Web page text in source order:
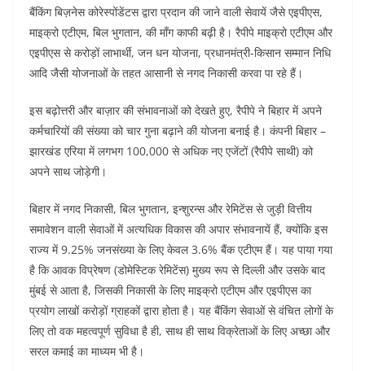
बैंकिंग बिज़नेस कोरेस्पोंडेंटस द्वारा प्रदान की जाने वाली सेवायें जैसे एइपीएस,
माइक्रो एटीएम, बिल भुगतान, की माँग काफी बढ़ी है। रैपीपे माइक्रो एटीएम और
एइपीएस से करोड़ों लाभार्थी, जन धन योजना, प्रधानमंत्री-किसान सम्मान निधि
आदि जैसी योजनाओं के तहत आसानी से नगद निकासी करवा पा रहे हैं।
इस बढ़ोत्तरी और बाज़ार की संभावनाओं को देखते हुए, रैपीपे ने बिहार में अपने
कर्मचारियों की संख्या को चार गुना बढ़ाने की योजना बनाई है। कंपनी बिहार –
झारखंड एरिया में लगभग 100,000 से अधिक नए एजेंटों (रैपीपे साथी) को
अपने साथ जोड़ेगी।
बिहार में नगद निकासी, बिल भुगतान, इन्शुरन्स और रेमिटेंस से जुड़ी वित्तीय
समावेशन वाली सेवाओं में अत्यधिक विकास की अपार संभावनायें हैं, क्योंकि इस
राज्य में 9.25% जनसंख्या के लिए केवल 3.6% बैंक एटीएम हैं। यह पाया गया
है कि आवक विप्रेषण (डोमेस्टिक रेमिटेंस) मुख्य रूप से दिल्ली और उसके बाद
मुंबई से आता है, जिसकी निकासी के लिए माइक्रो एटीएम और एइपीएस का
प्रयोग लाखों करोड़ों ग्राहकों द्वारा होता है। यह बैंकिंग सेवाओं से वंचित लोगों के
लिए तो वक महत्वपूर्ण सुविधा है ही, साथ ही साथ विक्रेताओं के लिए अच्छा और
सरल कमाई का माध्यम भी है।